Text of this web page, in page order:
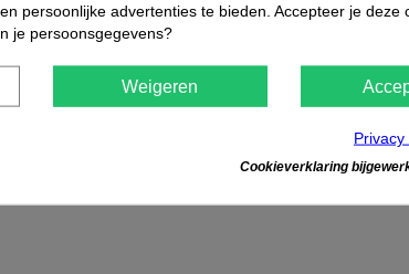
persoonlijke advertenties te bieden. Accepteer je deze
je persoonsgegevens?
Weigeren
Privacy
Cookieverklaring